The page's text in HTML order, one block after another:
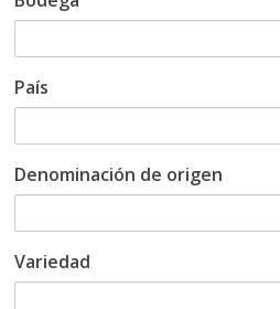
País
Denominación de origen
Variedad